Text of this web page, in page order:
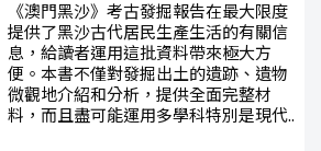
《澳門黑沙》考古發掘報告在最大限度
提供了黑沙古代居民生產生活的有關信
息，給讀者運用這批資料帶來極大方
便。本書不僅對發掘出土的遺跡、遺物
微觀地介紹和分析，提供全面完整材
料，而且盡可能運用多學科特別是現代..